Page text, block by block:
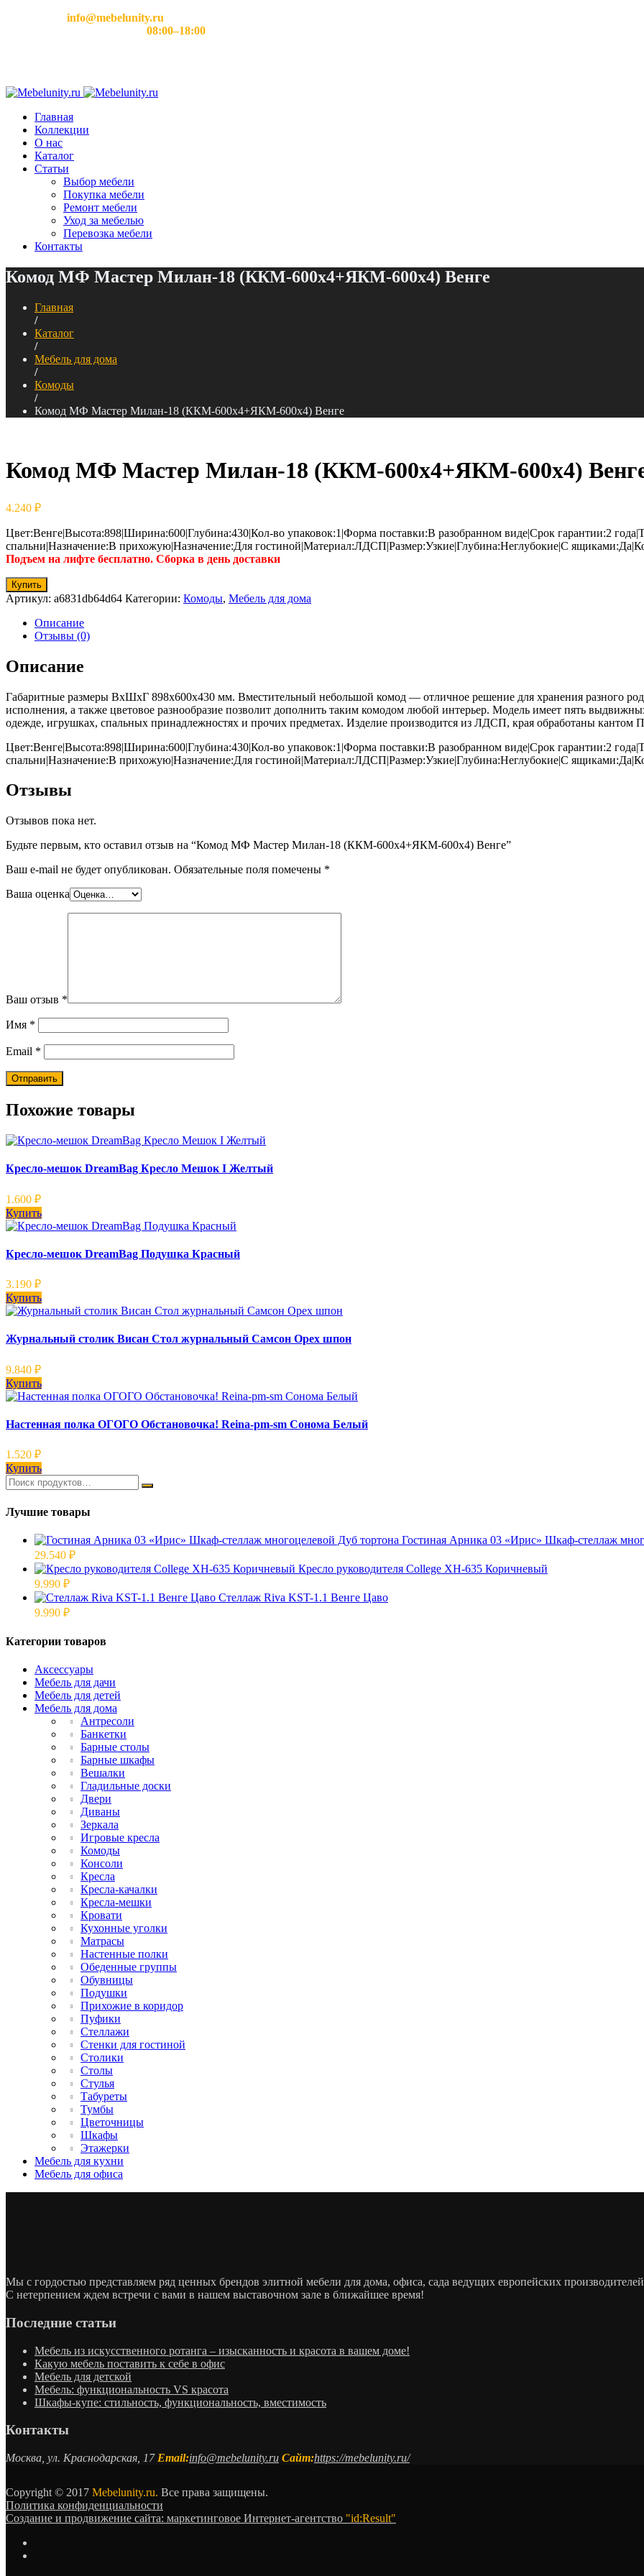
info@mebelunity.ru
08:00–18:00
Главная
Коллекции
О нас
Каталог
Статьи
Выбор мебели
Покупка мебели
Ремонт мебели
Уход за мебелью
Перевозка мебели
Контакты
Комод МФ Мастер Милан-18 (ККМ-600х4+ЯКМ-600х4) Венге
Главная
/
Каталог
/
Мебель для дома
/
Комоды
/
Комод МФ Мастер Милан-18 (ККМ-600х4+ЯКМ-600х4) Венге
Комод МФ Мастер Милан-18 (ККМ-600х4+ЯКМ-600х4)
4.240 ₽
Цвет:Венге|Высота:898|Ширина:600|Глубина:430|Кол-во упаковок:1|Форма поставки:В разобранном виде|Срок гарантии:2
спальни|Назначение:В прихожую|Назначение:Для гостиной|Материал:ЛДСП|Размер:Узкие|Глубина:Неглубокие|С
Подъем на лифте бесплатно. Сборка в день доставки
Купить
Артикул: a6831db64d64 Категории: Комоды, Мебель для дома
Описание
Отзывы (0)
Описание
Габаритные размеры ВхШхГ 898x600x430 мм. Вместительный небольшой комод — отличное решение для хранения разного
исполнения, а также цветовое разнообразие позволит дополнить таким комодом любой интерьер. Модель имеет пять
одежде, игрушках, спальных принадлежностях и прочих предметах. Изделие производится из ЛДСП, края обработаны
Цвет:Венге|Высота:898|Ширина:600|Глубина:430|Кол-во упаковок:1|Форма поставки:В разобранном виде|Срок гарантии:2
спальни|Назначение:В прихожую|Назначение:Для гостиной|Материал:ЛДСП|Размер:Узкие|Глубина:Неглубокие|С
Отзывы
Отзывов пока нет.
Будьте первым, кто оставил отзыв на “Комод МФ Мастер Милан-18 (ККМ-600х4+ЯКМ-600х4) Венге”
Ваш e-mail не будет опубликован. Обязательные поля помечены *
Ваша оценка
Ваш отзыв *
Имя *
Email *
Похожие товары
Кресло-мешок DreamBag Кресло Мешок I Желтый
1.600 ₽
Купить
Кресло-мешок DreamBag Подушка Красный
3.190 ₽
Купить
Журнальный столик Висан Стол журнальный Самсон Орех шпон
9.840 ₽
Купить
Настенная полка ОГОГО Обстановочка! Reina-pm-sm Сонома Белый
1.520 ₽
Купить
Лучшие товары
Гостиная Арника 03 «Ирис» Шкаф-стеллаж
29.540 ₽
Кресло руководителя College XH-635 Коричневый
9.990 ₽
Стеллаж Riva KST-1.1 Венге Цаво
9.990 ₽
Категории товаров
Аксессуары
Мебель для дачи
Мебель для детей
Мебель для дома
Антресоли
Банкетки
Барные столы
Барные шкафы
Вешалки
Гладильные доски
Двери
Диваны
Зеркала
Игровые кресла
Комоды
Консоли
Кресла
Кресла-качалки
Кресла-мешки
Кровати
Кухонные уголки
Матрасы
Настенные полки
Обеденные группы
Обувницы
Подушки
Прихожие в коридор
Пуфики
Стеллажи
Стенки для гостиной
Столики
Столы
Стулья
Табуреты
Тумбы
Цветочницы
Шкафы
Этажерки
Мебель для кухни
Мебель для офиса
Мы с гордостью представляем ряд ценных брендов элитной мебели для дома, офиса, сада ведущих европейских
С нетерпением ждем встречи с вами в нашем выставочном зале в ближайшее время!
Последние статьи
Мебель из искусственного ротанга – изысканность и красота в вашем доме!
Какую мебель поставить к себе в офис
Мебель для детской
Мебель: функциональность VS красота
Шкафы-купе: стильность, функциональность, вместимость
Контакты
Москва, ул. Краснодарская, 17 Email:info@mebelunity.ru Сайт:https://mebelunity.ru/
Copyright © 2017 Mebelunity.ru. Все права защищены.
Политика конфиденциальности
Создание и продвижение сайта: маркетинговое Интернет-агентство "id:Result"